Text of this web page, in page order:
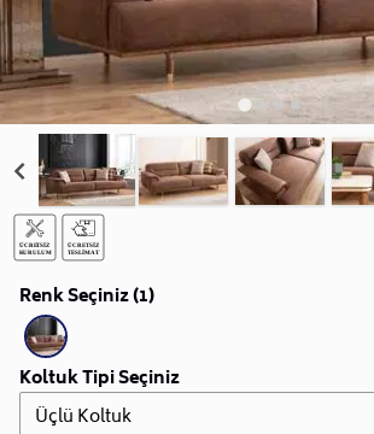
Renk Seçiniz (1)
Koltuk Tipi Seçiniz
Üçlü Koltuk